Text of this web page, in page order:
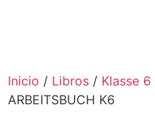
Inicio / Libros / Klasse 6
ARBEITSBUCH K6